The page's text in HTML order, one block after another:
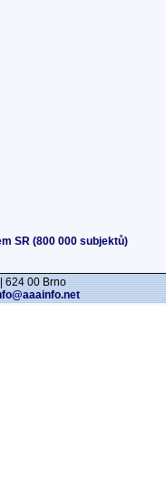
SR (800 000 subjektů)
624 00 Brno